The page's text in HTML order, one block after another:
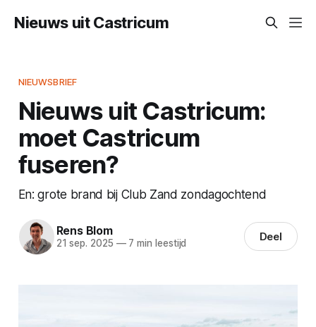
Nieuws uit Castricum
NIEUWSBRIEF
Nieuws uit Castricum:
moet Castricum
fuseren?
En: grote brand bij Club Zand zondagochtend
Rens Blom
21 sep. 2025 —7 min leestijd Deel